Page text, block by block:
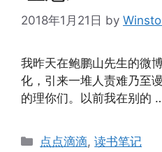
2018年1月21日 by
我昨天在鲍鹏山先生的微
化，引来一堆人责难乃至
的理你们。以前我在别的
Categories
点点滴滴,读书笔记